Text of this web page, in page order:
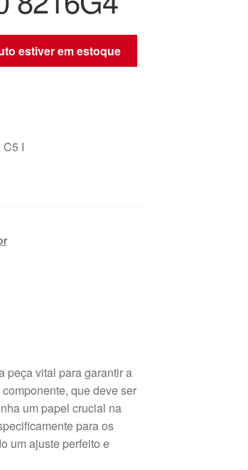
estiver em estoque
I
peça vital para garantir a
que deve ser
um papel crucial na
para os
um ajuste perfeito e